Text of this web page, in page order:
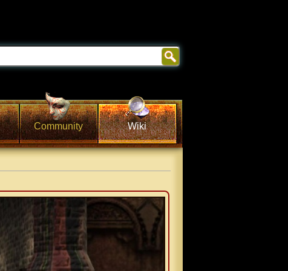
Community Wiki